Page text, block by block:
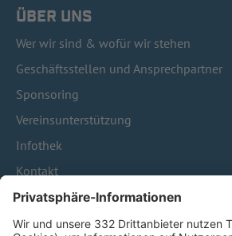
ÜBER UNS
Wer wir sind & wofür wir stehen
Geschäftsstellen und Ansprechpartner
Sponsoring
Vereinsunterstützung
Infothek
Kontakt
HÄUFIG BESUCHTE SEITEN